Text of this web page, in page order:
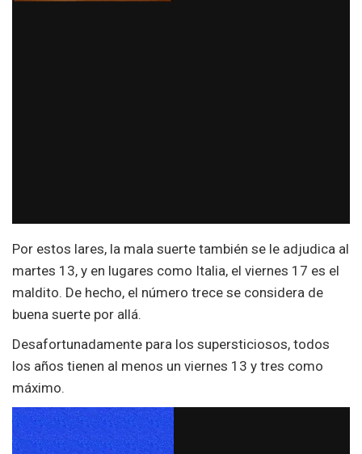
Por estos lares, la mala suerte también se le adjudica al
martes 13, y en lugares como Italia, el viernes 17 es el
maldito. De hecho, el número trece se considera de
buena suerte por allá.
Desafortunadamente para los supersticiosos, todos
los años tienen al menos un viernes 13 y tres como
máximo.